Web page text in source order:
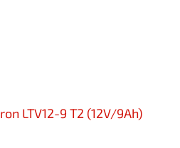
LTV12-9 T2 (12V/9Ah)